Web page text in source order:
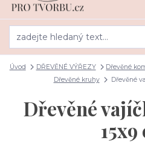
Úvod DŘEVĚNÉ VÝŘEZY
Dřevěné
Dřevěné kruhy
Dřevěné
Dřevěné